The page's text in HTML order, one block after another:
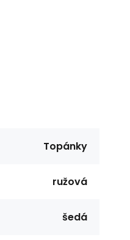
Topánky
ružová
šedá